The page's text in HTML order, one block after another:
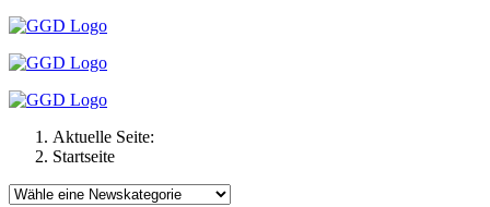
Aktuelle Seite:
Startseite